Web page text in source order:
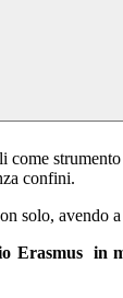
come strumento
confini.
solo, avendo
Erasmus in